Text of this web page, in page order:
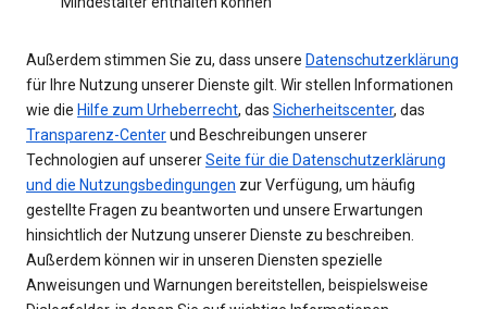
Außerdem stimmen Sie zu, dass unsere Datenschutzerklärung
für Ihre Nutzung unserer Dienste gilt. Wir stellen Informationen
wie die Hilfe zum Urheberrecht, das Sicherheitscenter, das
Transparenz-Centerund Beschreibungen unserer
Technologien auf unsererSeite für die Datenschutzerklärung
und die Nutzungsbedingungen zur Verfügung, um häufig
gestellte Fragen zu beantworten und unsere Erwartungen
hinsichtlich der Nutzung unserer Dienste zu beschreiben.
Außerdem können wir in unseren Diensten spezielle
Anweisungen und Warnungen bereitstellen, beispielsweise